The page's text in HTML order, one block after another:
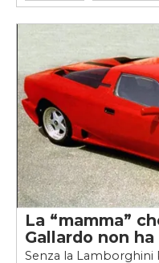
#CIZETA-MORODER
La “mamma”
Gallardo non
Senza la Lamborghini